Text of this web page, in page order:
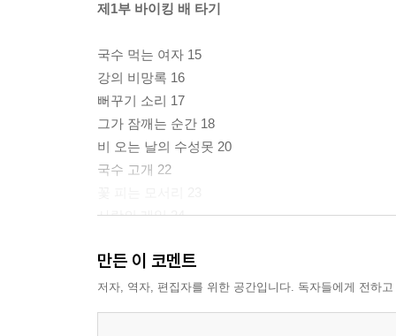
제1부 바이킹 배 타기
국수 먹는 여자 15
강의 비망록 16
뻐꾸기 소리 17
그가 잠깨는 순간 18
비 오는 날의 수성못 20
국수 고개 22
사랑의 레일 24
이백 미터의 자유 26
겨울 못둑 27
만든 이 코멘트
저자, 역자, 편집자를 위한 공간입니다. 독자들에게 전하